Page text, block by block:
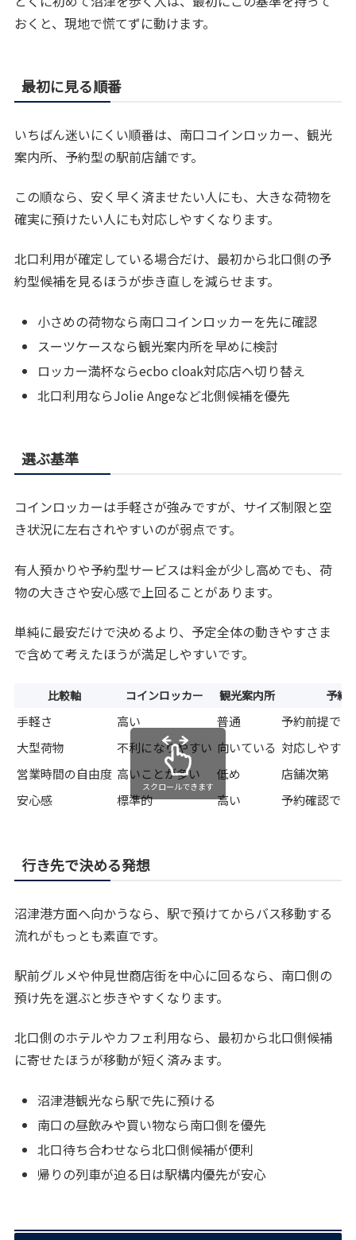
おくと、現地で慌てずに動けます。
最初に見る順番
いちばん迷いにくい順番は、南口コインロッカー、観光
案内所、予約型の駅前店舗です。
この順なら、安く早く済ませたい人にも、大きな荷物を
確実に預けたい人にも対応しやすくなります。
北口利用が確定している場合だけ、最初から北口側の予
約型候補を見るほうが歩き直しを減らせます。
小さめの荷物なら南口コインロッカーを先に確認
スーツケースなら観光案内所を早めに検討
ロッカー満杯ならecbo cloak対応店へ切り替え
北口利用ならJolie Angeなど北側候補を優先
選ぶ基準
コインロッカーは手軽さが強みですが、サイズ制限と空
き状況に左右されやすいのが弱点です。
有人預かりや予約型サービスは料金が少し高めでも、荷
物の大きさや安心感で上回ることがあります。
単純に最安だけで決めるより、予定全体の動きやすさま
で含めて考えたほうが満足しやすいです。
比較軸 コインロッカー 観光案内所 予約
手軽さ 高い 普通
予約前提で高
大型荷物
不利になりやすい 向いている 対応しやす
営業時間の自由度 高いことが多い 低め
店舗次第
安心感
標準的 高い 予約確認で
スクロールできます
行き先で決める発想
沼津港方面へ向かうなら、駅で預けてからバス移動する
流れがもっとも素直です。
駅前グルメや仲見世商店街を中心に回るなら、南口側の
預け先を選ぶと歩きやすくなります。
北口側のホテルやカフェ利用なら、最初から北口側候補
に寄せたほうが移動が短く済みます。
沼津港観光なら駅で先に預ける
南口の昼飲みや買い物なら南口側を優先
北口待ち合わせなら北口側候補が便利
帰りの列車が迫る日は駅構内優先が安心